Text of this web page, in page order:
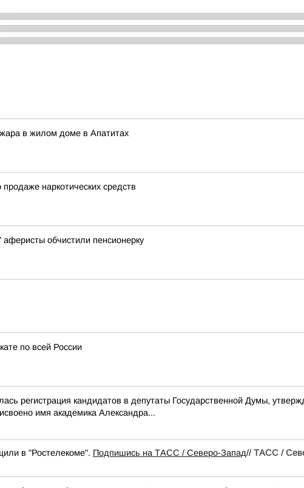
в жилом доме в Апатитах
наркотических средств
обчистили пенсионерку
по всей России
регистрация кандидатов в депутаты Государственной Думы,
имя академика Александра...
в "Ростелекоме". Подпишись на ТАСС / Северо-Запад// ТАСС /